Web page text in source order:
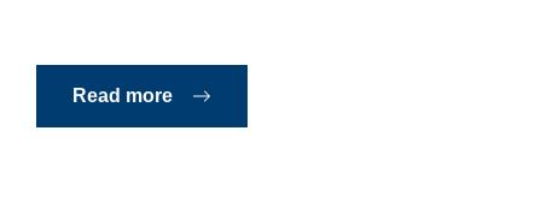
Read more